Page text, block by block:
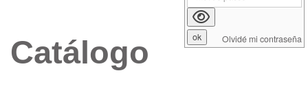
Catálogo Olvidé mi contraseña